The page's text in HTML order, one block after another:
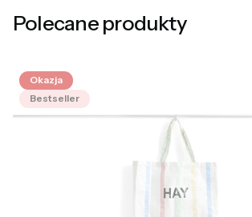
Polecane produkty
Okazja
Bestseller